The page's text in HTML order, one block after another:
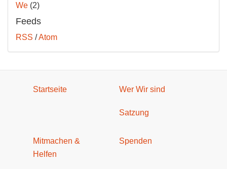
We (2)
Feeds
RSS /Atom
Startseite Wer Wir sind
Satzung
Mitmachen &
Helfen
Spenden